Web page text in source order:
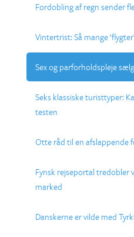
Fordobling af regn sender
Vintertrist: Så mange
Sex og parforholdspleje
Seks klassiske turisttyper:
testen
Otte råd til en afslappende
Fynsk rejseportal tredobler
marked
Danskerne er vilde med